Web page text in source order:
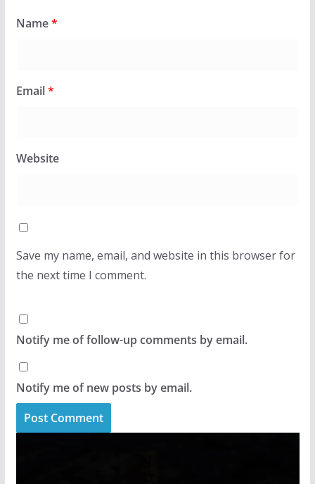
Name*
Email*
Website
Save my name, email, and website in this browser for
the next time I comment.
Notify me of follow-up comments by email.
Notify me of new posts by email.